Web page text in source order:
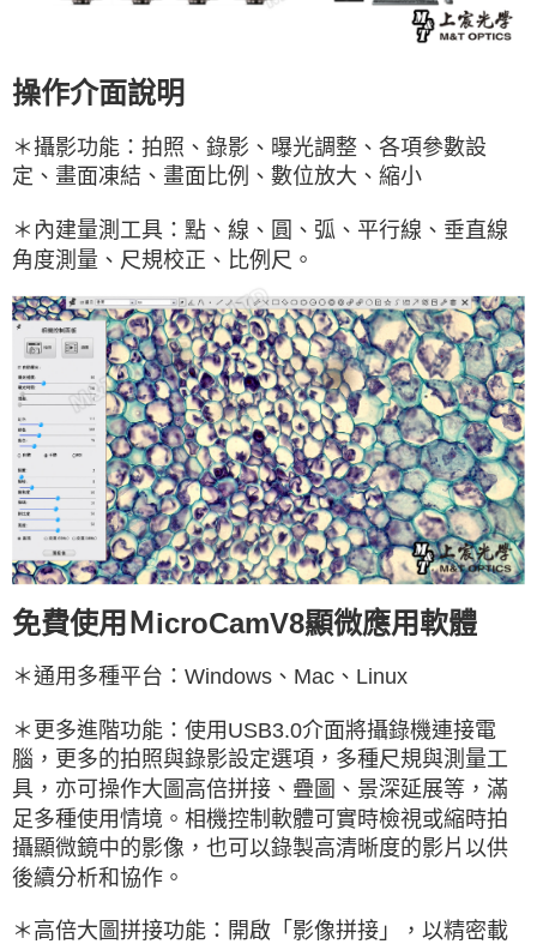
操作介面說明
＊攝影功能：拍照、錄影、曝光調整、各項參數設
定、畫面凍結、畫面比例、數位放大、縮小
＊內建量測工具：點、線、圓、弧、平行線、垂直線
角度測量、尺規校正、比例尺。
免費使用ＭicroCamV8顯微應用軟體
＊通用多種平台：Windows、Mac、Linux
＊更多進階功能：使用USB3.0介面將攝錄機連接電
腦，更多的拍照與錄影設定選項，多種尺規與測量工
具，亦可操作大圖高倍拼接、疊圖、景深延展等，滿
足多種使用情境。相機控制軟體可實時檢視或縮時拍
攝顯微鏡中的影像，也可以錄製高清晰度的影片以供
後續分析和協作。
＊高倍大圖拼接功能：開啟「影像拼接」，以精密載